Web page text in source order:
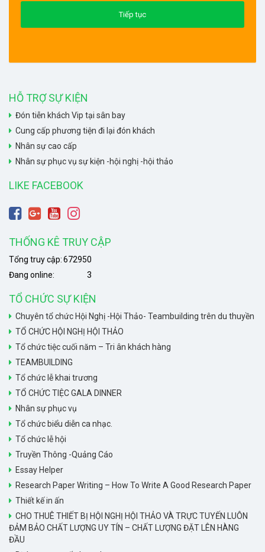
HỖ TRỢ SỰ KIỆN
Đón tiễn khách Vip tại sân bay
Cung cấp phương tiện đi lại đón khách
Nhân sự cao cấp
Nhân sự phục vụ sự kiện -hội nghị -hội thảo
LIKE FACEBOOK
THỐNG KÊ TRUY CẬP
672950
Tổng truy cập:
3
Đang online:
TỔ CHỨC SỰ KIỆN
Chuyên tổ chức Hội Nghị -Hội Thảo- Teambuilding trên du thuyền
TỔ CHỨC HỘI NGHỊ HỘI THẢO
Tổ chức tiệc cuối năm – Tri ân khách hàng
TEAMBUILDING
Tổ chức lễ khai trương
TỔ CHỨC TIỆC GALA DINNER
Nhân sự phục vụ
Tổ chức biểu diễn ca nhạc.
Tổ chức lễ hội
Truyền Thông -Quảng Cáo
Essay Helper
Research Paper Writing – How To Write A Good Research Paper
Thiết kế in ấn
CHO THUÊ THIẾT BỊ HỘI NGHỊ HỘI THẢO VÀ TRỰC TUYẾN LUÔN
ĐẢM BẢO CHẤT LƯỢNG UY TÍN – CHẤT LƯỢNG ĐẶT LÊN HÀNG
ĐẦU